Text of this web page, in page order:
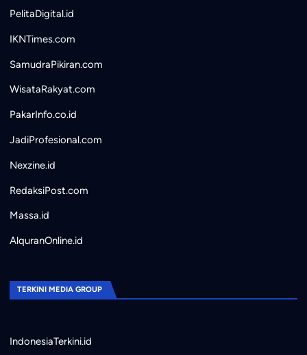
PelitaDigital.id
IKNTimes.com
SamudraPikiran.com
WisataRakyat.com
PakarInfo.co.id
JadiProfesional.com
Nexzine.id
RedaksiPost.com
Massa.id
AlquranOnline.id
TERKINI MEDIA GROUP
IndonesiaTerkini.id